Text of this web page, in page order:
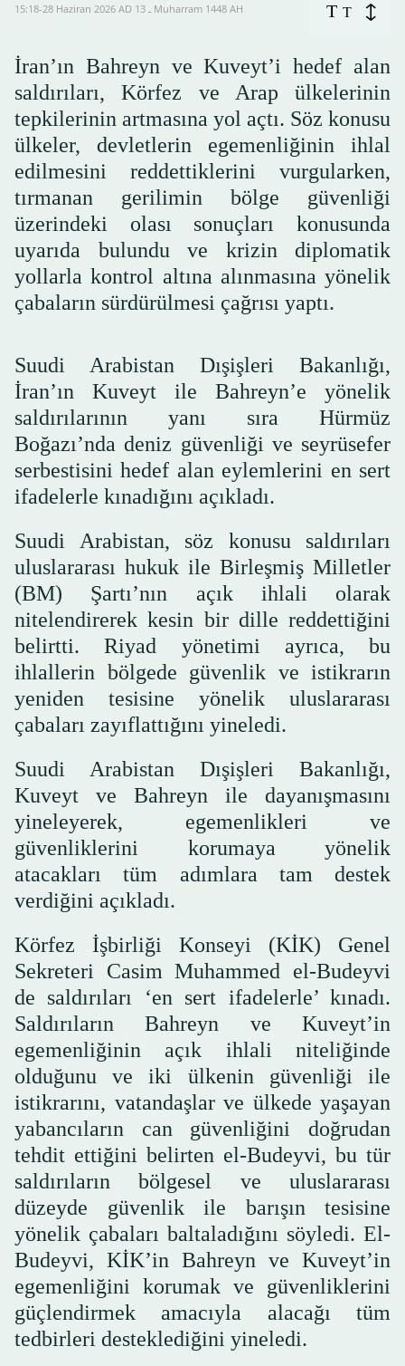
15:18-28 Haziran 2026 AD ـ 13 Muharram 1448 AH T T
İran’ın Bahreyn ve Kuveyt’i hedef alan
saldırıları, Körfez ve Arap ülkelerinin
tepkilerinin artmasına yol açtı. Söz konusu
ülkeler, devletlerin egemenliğinin ihlal
edilmesini reddettiklerini vurgularken,
tırmanan gerilimin bölge güvenliği
üzerindeki olası sonuçları konusunda
uyarıda bulundu ve krizin diplomatik
yollarla kontrol altına alınmasına yönelik
çabaların sürdürülmesi çağrısı yaptı.
Suudi Arabistan Dışişleri Bakanlığı,
İran’ın Kuveyt ile Bahreyn’e yönelik
saldırılarının yanı sıra Hürmüz
Boğazı’nda deniz güvenliği ve seyrüsefer
serbestisini hedef alan eylemlerini en sert
ifadelerle kınadığını açıkladı.
Suudi Arabistan, söz konusu saldırıları
uluslararası hukuk ile Birleşmiş Milletler
(BM) Şartı’nın açık ihlali olarak
nitelendirerek kesin bir dille reddettiğini
belirtti. Riyad yönetimi ayrıca, bu
ihlallerin bölgede güvenlik ve istikrarın
yeniden tesisine yönelik uluslararası
çabaları zayıflattığını yineledi.
Suudi Arabistan Dışişleri Bakanlığı,
Kuveyt ve Bahreyn ile dayanışmasını
yineleyerek, egemenlikleri ve
güvenliklerini korumaya yönelik
atacakları tüm adımlara tam destek
verdiğini açıkladı.
Körfez İşbirliği Konseyi (KİK) Genel
Sekreteri Casim Muhammed el-Budeyvi
de saldırıları ‘en sert ifadelerle’ kınadı.
Saldırıların Bahreyn ve Kuveyt’in
egemenliğinin açık ihlali niteliğinde
olduğunu ve iki ülkenin güvenliği ile
istikrarını, vatandaşlar ve ülkede yaşayan
yabancıların can güvenliğini doğrudan
tehdit ettiğini belirten el-Budeyvi, bu tür
saldırıların bölgesel ve uluslararası
düzeyde güvenlik ile barışın tesisine
yönelik çabaları baltaladığını söyledi. El-
Budeyvi, KİK’in Bahreyn ve Kuveyt’in
egemenliğini korumak ve güvenliklerini
güçlendirmek amacıyla alacağı tüm
tedbirleri desteklediğini yineledi.